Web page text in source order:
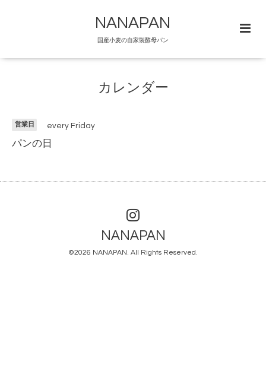
NANAPAN
国産小麦の自家製酵母パン
カレンダー
営業日 every Friday
パンの日
NANAPAN
©2026 NANAPAN. All Rights Reserved.